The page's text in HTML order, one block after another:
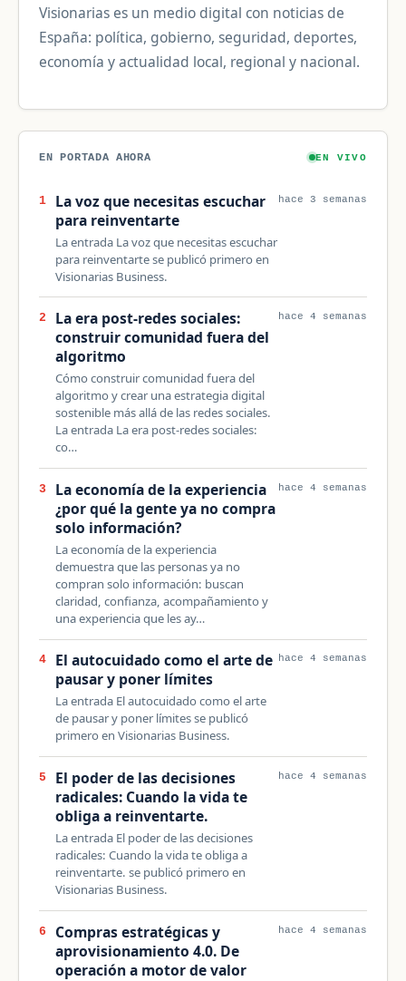
Visionarias es un medio digital con noticias de
España: política, gobierno, seguridad, deportes,
economía y actualidad local, regional y nacional.
EN PORTADA AHORA EN VIVO
1
La voz que necesitas escuchar
para reinventarte
La entrada La voz que necesitas escuchar
para reinventarte se publicó primero en
Visionarias Business.
hace 3 semanas
2
La era post-redes sociales:
construir comunidad fuera del
algoritmo
Cómo construir comunidad fuera del
algoritmo y crear una estrategia digital
sostenible más allá de las redes sociales.
La entrada La era post-redes sociales:
co…
hace 4 semanas
3
La economía de la experiencia
¿por qué la gente ya no compra
solo información?
La economía de la experiencia
demuestra que las personas ya no
compran solo información: buscan
claridad, confianza, acompañamiento y
una experiencia que les ay…
hace 4 semanas
4
El autocuidado como el arte de
pausar y poner límites
La entrada El autocuidado como el arte
de pausar y poner límites se publicó
primero en Visionarias Business.
hace 4 semanas
5
El poder de las decisiones
radicales: Cuando la vida te
obliga a reinventarte.
La entrada El poder de las decisiones
radicales: Cuando la vida te obliga a
reinventarte. se publicó primero en
Visionarias Business.
hace 4 semanas
6
Compras estratégicas y
aprovisionamiento 4.0. De
operación a motor de valor
hace 4 semanas